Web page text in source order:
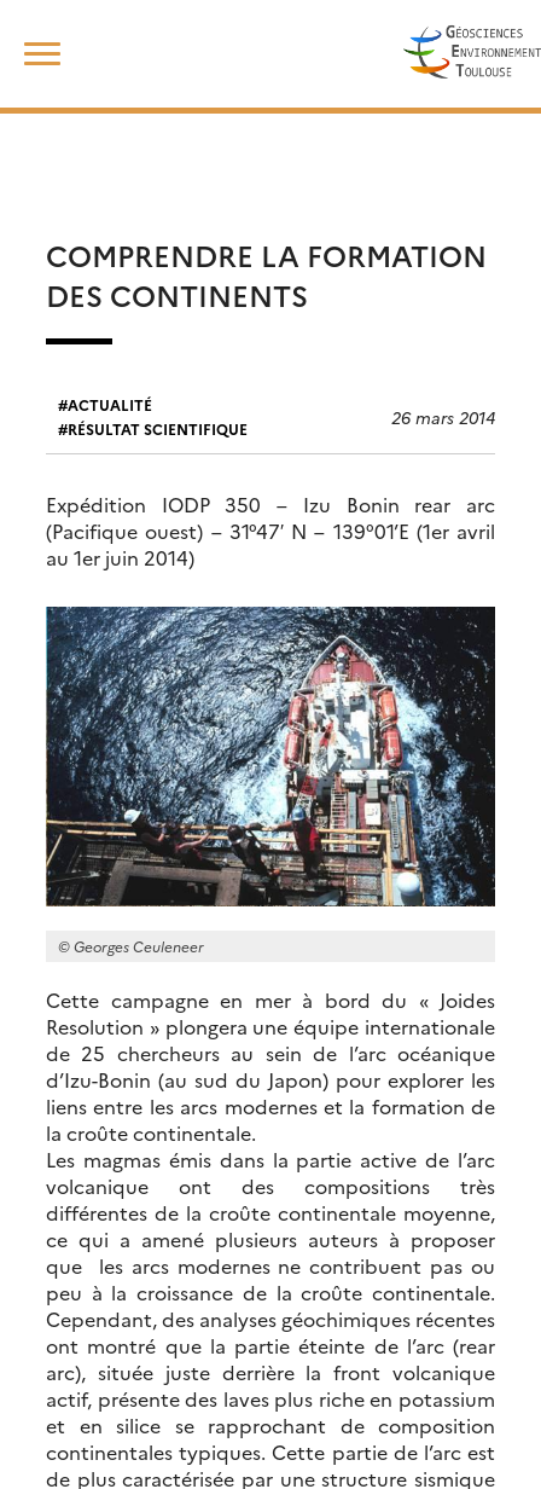
content
COMPRENDRE LA FORMATION
DES CONTINENTS
ACTUALITÉ
RÉSULTAT SCIENTIFIQUE
26 mars 2014
Expédition IODP 350 – Izu Bonin rear arc
(Pacifique ouest) – 31°47′ N – 139°01’E (1er avril
au 1er juin 2014)
© Georges Ceuleneer
Cette campagne en mer à bord du « Joides
Resolution » plongera une équipe internationale
de 25 chercheurs au sein de l’arc océanique
d’Izu-Bonin (au sud du Japon) pour explorer les
liens entre les arcs modernes et la formation de
la croûte continentale.
Les magmas émis dans la partie active de l’arc
volcanique ont des compositions très
différentes de la croûte continentale moyenne,
ce qui a amené plusieurs auteurs à proposer
que les arcs modernes ne contribuent pas ou
peu à la croissance de la croûte continentale.
Cependant, des analyses géochimiques récentes
ont montré que la partie éteinte de l’arc (rear
arc), située juste derrière la front volcanique
actif, présente des laves plus riche en potassium
et en silice se rapprochant de composition
continentales typiques. Cette partie de l’arc est
de plus caractérisée par une structure sismique